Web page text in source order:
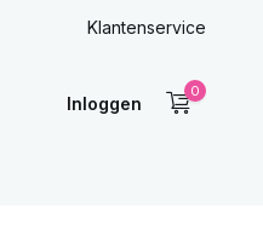
Klantenservice
Inloggen
0